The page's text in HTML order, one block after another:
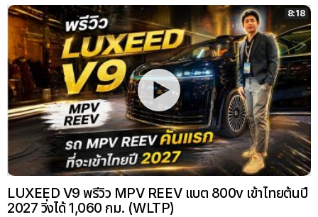
8:18
LUXEED V9 พรีวิว MPV REEV แบต 800v เข้าไทยต้นปี
2027 วิ่งได้ 1,060 กม. (WLTP)